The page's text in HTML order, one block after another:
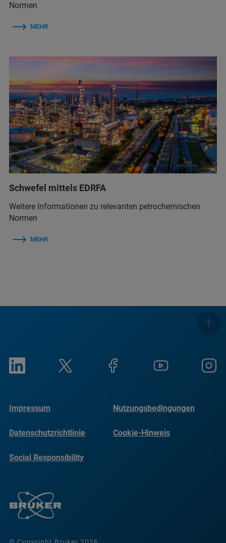
Normen
MEHR
Schwefel mittels EDRFA
Weitere Informationen zu relevanten petrochemischen
Normen
MEHR
Impressum Nutzungsbedingungen
Datenschutzrichtlinie Cookie-Hinweis
Social Responsibility